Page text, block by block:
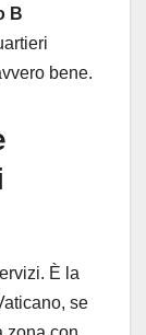
B
bene.
È la
se